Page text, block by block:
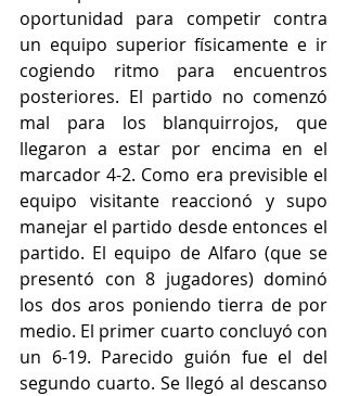
oportunidad para competir contra
un equipo superior físicamente e ir
cogiendo ritmo para encuentros
posteriores. El partido no comenzó
mal para los blanquirrojos, que
llegaron a estar por encima en el
marcador 4-2. Como era previsible el
equipo visitante reaccionó y supo
manejar el partido desde entonces el
partido. El equipo de Alfaro (que se
presentó con 8 jugadores) dominó
los dos aros poniendo tierra de por
medio. El primer cuarto concluyó con
un 6-19. Parecido guión fue el del
segundo cuarto. Se llegó al descanso